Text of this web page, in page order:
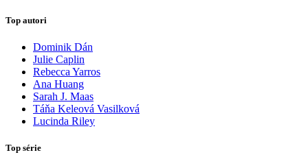
Top autori
Dominik Dán
Julie Caplin
Rebecca Yarros
Ana Huang
Sarah J. Maas
Táňa Keleová Vasilková
Lucinda Riley
Top série